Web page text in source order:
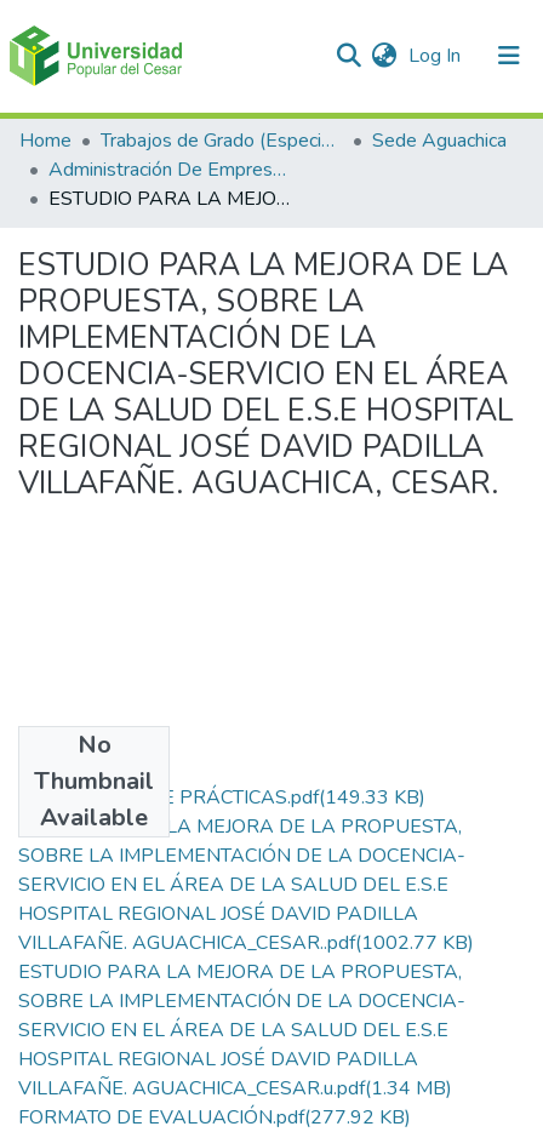
Log In (current)
Communities & Collections
All of DSpace
Home Trabajos de Grado (Especializaciones y Pregrados)
Sede Aguachica
Administración De Empresas
ESTUDIO PARA LA MEJORA DE LA PROPUESTA, SOBRE LA IMPLEMENTACIÓN DE LA DOCENCIA-SERVICIO EN EL ÁREA DE LA SALUD DEL E.S.E HOSPITAL REGIONAL JOSÉ DAVID PADILLA VILLAFAÑE. AGUACHICA, CESAR.
ESTUDIO PARA LA MEJORA DE LA
PROPUESTA, SOBRE LA
IMPLEMENTACIÓN DE LA
DOCENCIA-SERVICIO EN EL ÁREA
DE LA SALUD DEL E.S.E HOSPITAL
REGIONAL JOSÉ DAVID PADILLA
VILLAFAÑE. AGUACHICA, CESAR.
No
Thumbnail
Available
CERTIFICADO DE PRÁCTICAS.pdf(149.33 KB)
ESTUDIO PARA LA MEJORA DE LA PROPUESTA,
SOBRE LA IMPLEMENTACIÓN DE LA DOCENCIA-
SERVICIO EN EL ÁREA DE LA SALUD DEL E.S.E
HOSPITAL REGIONAL JOSÉ DAVID PADILLA
VILLAFAÑE. AGUACHICA_CESAR..pdf(1002.77 KB)
ESTUDIO PARA LA MEJORA DE LA PROPUESTA,
SOBRE LA IMPLEMENTACIÓN DE LA DOCENCIA-
SERVICIO EN EL ÁREA DE LA SALUD DEL E.S.E
HOSPITAL REGIONAL JOSÉ DAVID PADILLA
VILLAFAÑE. AGUACHICA_CESAR.u.pdf(1.34 MB)
FORMATO DE EVALUACIÓN.pdf(277.92 KB)